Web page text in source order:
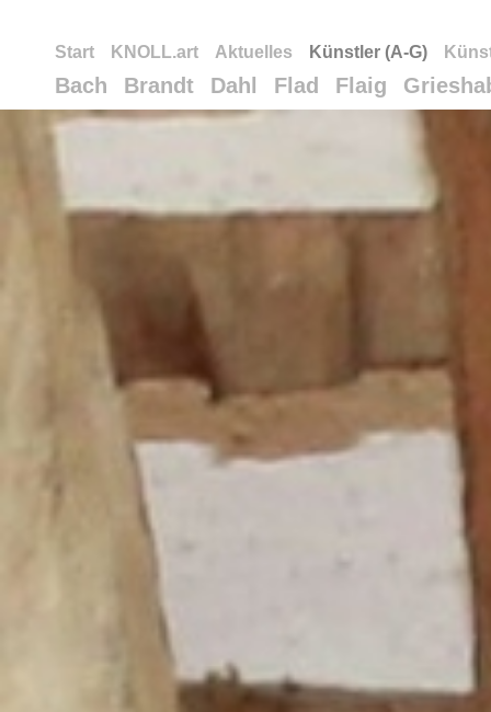
Start KNOLL.art Aktuelles Künstler (A-G)
Bach Brandt Dahl Flad Flaig